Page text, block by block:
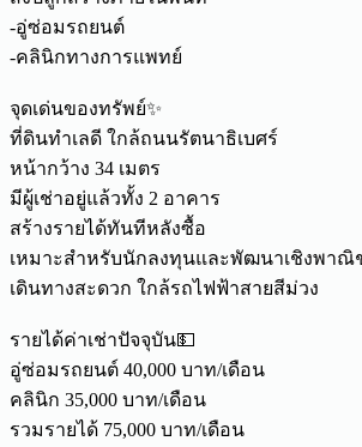
-อู่ซ่อมรถยนต์
-คลินิกทางการแพทย์
จุดเด่นของทรัพย์✨
ที่ดินทำเลดี ใกล้ถนนรัตนาธิเบศร์
หน้ากว้าง 34 เมตร
มีผู้เช่าอยู่แล้วทั้ง 2 อาคาร
สร้างรายได้ทันทีหลังซื้อ
เหมาะสำหรับนักลงทุนและพัฒนาเชิงพาณิ
เดินทางสะดวก ใกล้รถไฟฟ้าสายสีม่วง
รายได้ค่าเช่าปัจจุบัน💵
อู่ซ่อมรถยนต์ 40,000 บาท/เดือน
คลินิก 35,000 บาท/เดือน
รวมรายได้ 75,000 บาท/เดือน